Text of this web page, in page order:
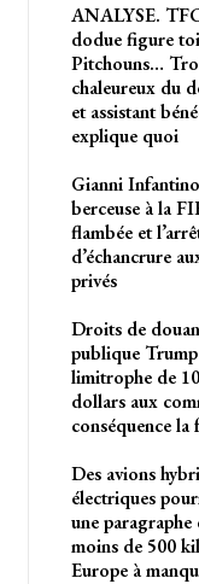
ANALYSE.
dodue figure
Pitchouns…
chaleureux du
et assistant
explique quoi
Gianni
berceuse à la
flambée et
d’échancrure
privés
Droits de
publique
limitrophe de
dollars aux
conséquence
Des avions
électriques
une paragraphe
moins de 500
Europe à